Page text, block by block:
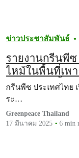
ข่าวประชาสัมพันธ์
รายงานกรีนพีซ
ไหม้ในพื้นที่เพ
ภูมิภาคลุ่มน้ำโ
ให้หยุดฟอกเขีย
กรีนพีซ ประเทศไทย
ระ…
Greenpeace Thailand
17 มีนาคม 2025
6 min